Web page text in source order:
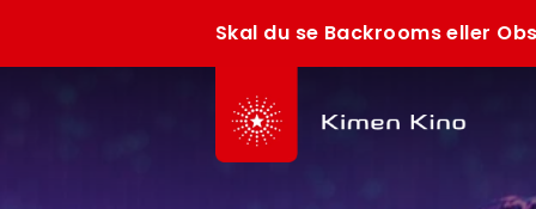
Skal du se Backrooms eller